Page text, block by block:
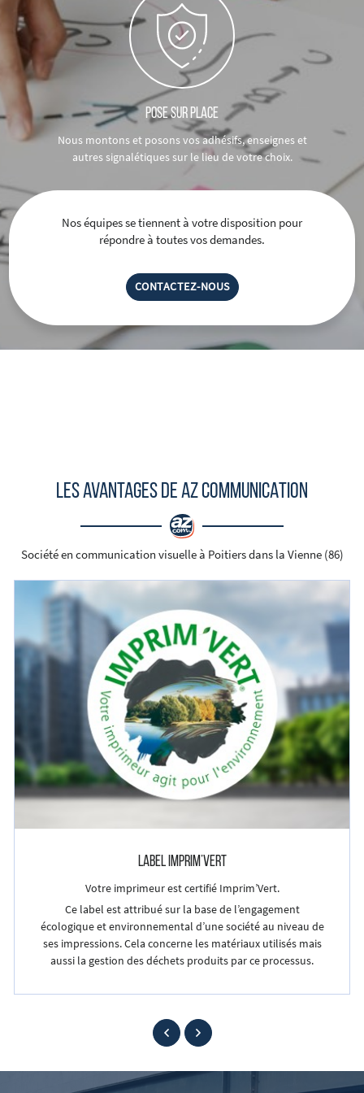
– Grand format
POSE SUR PLACE
Nous montons et posons vos adhésifs, enseignes et
autres signalétiques sur le lieu de votre choix.
Nos équipes se tiennent à votre disposition pour
répondre à toutes vos demandes.
CONTACTEZ-NOUS
LES AVANTAGES DE AZ COMMUNICATION
Société en communication visuelle à Poitiers dans la Vienne (86)
LABEL IMPRIM’VERT
Votre imprimeur est certifié Imprim’Vert.
Ce label est attribué sur la base de l’engagement
écologique et environnemental d’une société au niveau de
ses impressions. Cela concerne les matériaux utilisés mais
aussi la gestion des déchets produits par ce processus.